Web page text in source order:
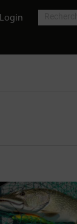
Login